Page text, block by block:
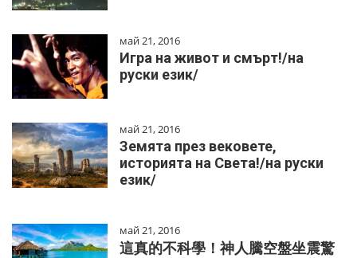
май 21, 2016
Игра на живот и смърт!/на
руски език/
май 21, 2016
Земята през вековете,
историята на Света!/на руски
език/
май 21, 2016
這真的不科學！神人騰空盤坐震驚